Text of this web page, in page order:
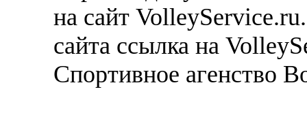
на сайт
сайта ссылка на
Спортивное агенство